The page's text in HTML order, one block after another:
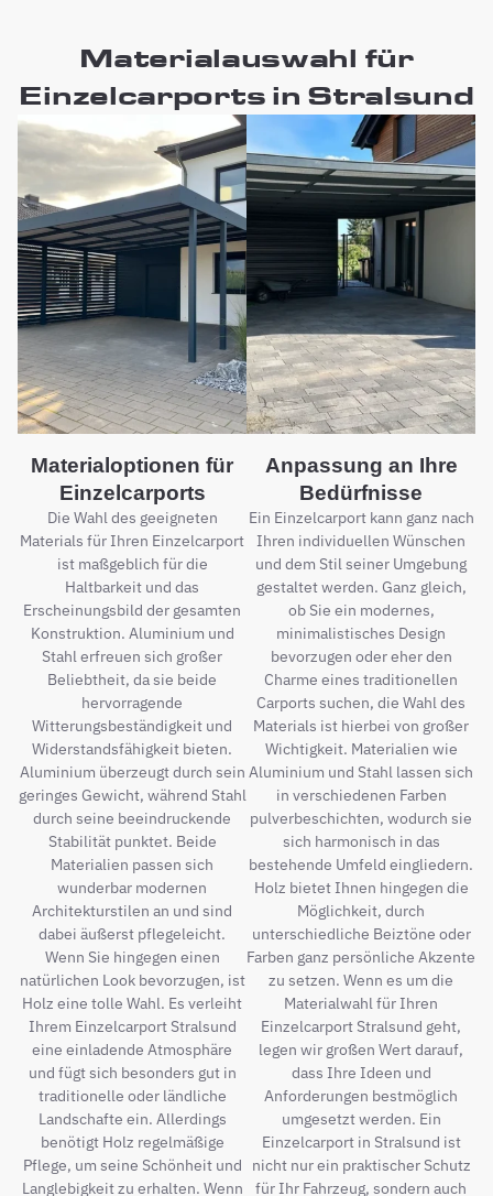
Materialauswahl für
Einzelcarports in Stralsund
Materialoptionen für
Einzelcarports
Die Wahl des geeigneten
Materials für Ihren Einzelcarport
ist maßgeblich für die
Haltbarkeit und das
Erscheinungsbild der gesamten
Konstruktion. Aluminium und
Stahl erfreuen sich großer
Beliebtheit, da sie beide
hervorragende
Witterungsbeständigkeit und
Widerstandsfähigkeit bieten.
Aluminium überzeugt durch sein
geringes Gewicht, während Stahl
durch seine beeindruckende
Stabilität punktet. Beide
Materialien passen sich
wunderbar modernen
Architekturstilen an und sind
dabei äußerst pflegeleicht.
Wenn Sie hingegen einen
natürlichen Look bevorzugen, ist
Holz eine tolle Wahl. Es verleiht
Ihrem Einzelcarport Stralsund
eine einladende Atmosphäre
und fügt sich besonders gut in
traditionelle oder ländliche
Landschafte ein. Allerdings
benötigt Holz regelmäßige
Pflege, um seine Schönheit und
Langlebigkeit zu erhalten. Wenn
Anpassung an Ihre
Bedürfnisse
Ein Einzelcarport kann ganz nach
Ihren individuellen Wünschen
und dem Stil seiner Umgebung
gestaltet werden. Ganz gleich,
ob Sie ein modernes,
minimalistisches Design
bevorzugen oder eher den
Charme eines traditionellen
Carports suchen, die Wahl des
Materials ist hierbei von großer
Wichtigkeit. Materialien wie
Aluminium und Stahl lassen sich
in verschiedenen Farben
pulverbeschichten, wodurch sie
sich harmonisch in das
bestehende Umfeld eingliedern.
Holz bietet Ihnen hingegen die
Möglichkeit, durch
unterschiedliche Beiztöne oder
Farben ganz persönliche Akzente
zu setzen. Wenn es um die
Materialwahl für Ihren
Einzelcarport Stralsund geht,
legen wir großen Wert darauf,
dass Ihre Ideen und
Anforderungen bestmöglich
umgesetzt werden. Ein
Einzelcarport in Stralsund ist
nicht nur ein praktischer Schutz
für Ihr Fahrzeug, sondern auch